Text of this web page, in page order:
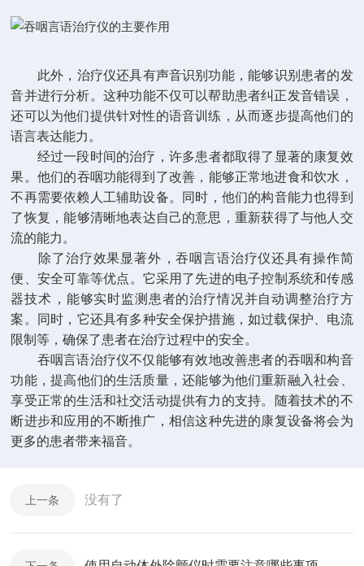
此外，治疗仪还具有声音识别功能，能够识别患者的发
音并进行分析。这种功能不仅可以帮助患者纠正发音错误，
还可以为他们提供针对性的语音训练，从而逐步提高他们的
语言表达能力。
经过一段时间的治疗，许多患者都取得了显著的康复效
果。他们的吞咽功能得到了改善，能够正常地进食和饮水，
不再需要依赖人工辅助设备。同时，他们的构音能力也得到
了恢复，能够清晰地表达自己的意思，重新获得了与他人交
流的能力。
除了治疗效果显著外，吞咽言语治疗仪还具有操作简
便、安全可靠等优点。它采用了先进的电子控制系统和传感
器技术，能够实时监测患者的治疗情况并自动调整治疗方
案。同时，它还具有多种安全保护措施，如过载保护、电流
限制等，确保了患者在治疗过程中的安全。
吞咽言语治疗仪不仅能够有效地改善患者的吞咽和构音
功能，提高他们的生活质量，还能够为他们重新融入社会、
享受正常的生活和社交活动提供有力的支持。随着技术的不
断进步和应用的不断推广，相信这种先进的康复设备将会为
更多的患者带来福音。
上一条 没有了